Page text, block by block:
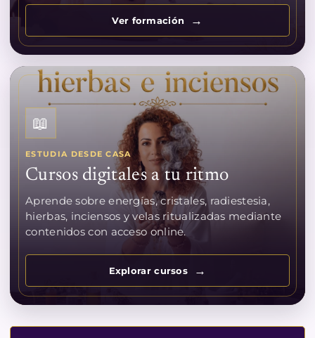
Ver formación
📖
ESTUDIA DESDE CASA
Cursos digitales a tu ritmo
Aprende sobre energías, cristales, radiestesia,
hierbas, inciensos y velas ritualizadas mediante
contenidos con acceso online.
Explorar cursos